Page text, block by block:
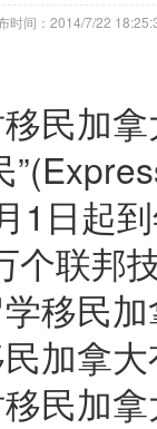
时间：2014/7/22
民加
1日起
个联邦
移民
加拿
民加